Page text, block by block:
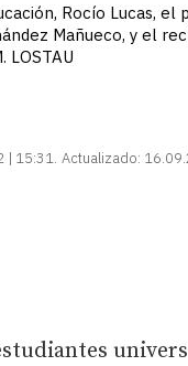
Rocío Lucas, el
Mañueco, y el
LOSTAU
| 15:31 Actualizado: